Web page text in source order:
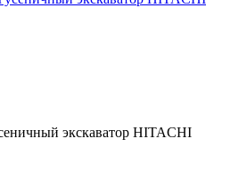
экскаватор HITACHI